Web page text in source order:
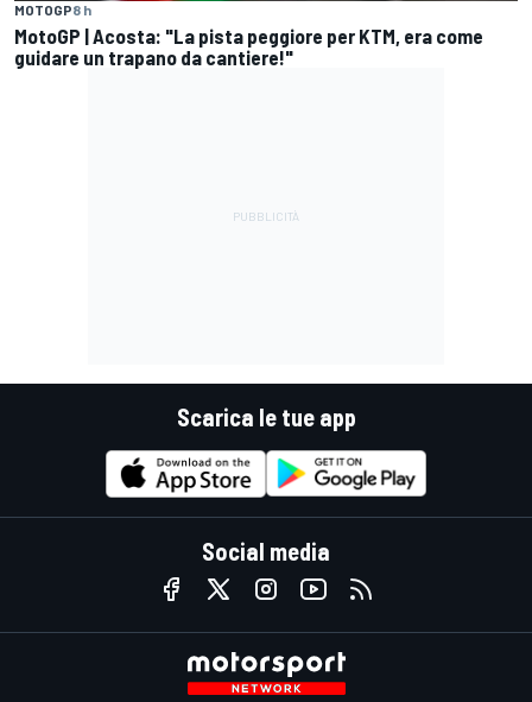
MOTOGP8 h
MotoGP | Acosta: "La pista peggiore per KTM, era come
guidare un trapano da cantiere!"
Scarica le tue app
Social media